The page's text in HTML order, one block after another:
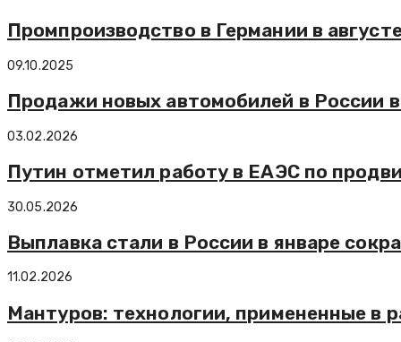
Промпроизводство в Германии в
09.10.2025
Продажи новых автомобилей в России в
03.02.2026
Путин отметил работу в ЕАЭС по
30.05.2026
Выплавка стали в России в январе
11.02.2026
Мантуров: технологии, примененные в